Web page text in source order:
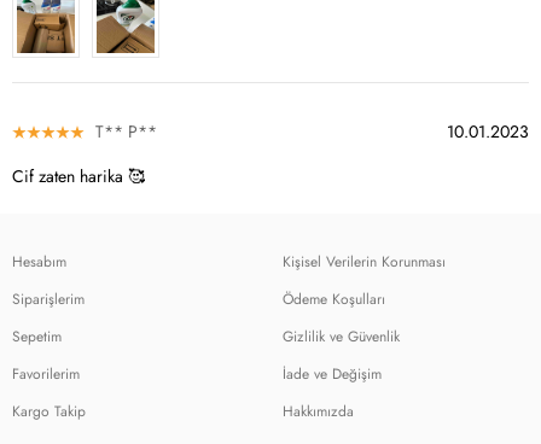
T** P**
10.01.2023
Cif zaten harika 🥰
Hesabım
Siparişlerim
Sepetim
Favorilerim
Kargo Takip
Kişisel Verilerin Korunması
Ödeme Koşulları
Gizlilik ve Güvenlik
İade ve Değişim
Hakkımızda